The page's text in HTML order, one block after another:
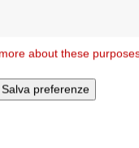
about these
Salva preferenze